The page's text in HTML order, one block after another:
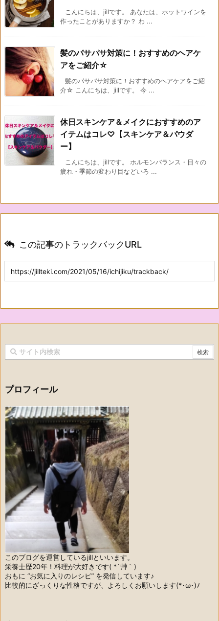
こんにちは、jillです。 あなたは、ホットワインを
作ったことがありますか？ わ ...
髪のパサパサ対策に！おすすめのヘアケ
アをご紹介☆
髪のパサパサ対策に！おすすめのヘアケアをご紹
介☆ こんにちは、jillです。 今 ...
休日スキンケア＆メイクにおすすめのア
イテムはコレ♡【スキンケア＆パウダ
ー】
こんにちは、jillです。 ホルモンバランス・日々の
疲れ・季節の変わり目などいろ ...
この記事のトラックバックURL
プロフィール
このブログを運営しているjillといいます。
栄養士歴20年！料理が大好きです( *´艸｀)
おもに “お気に入りのレシピ” を発信しています♪
比較的にざっくりな性格ですが、よろしくお願いします(*･ω･)ﾉ